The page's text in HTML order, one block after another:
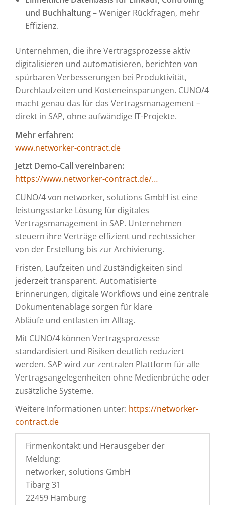
und Buchhaltung– Weniger Rückfragen, mehr
Effizienz.
Unternehmen, die ihre Vertragsprozesse aktiv
digitalisieren und automatisieren, berichten von
spürbaren Verbesserungen bei Produktivität,
Durchlaufzeiten und Kosteneinsparungen. CUNO/4
macht genau das für das Vertragsmanagement –
direkt in SAP, ohne aufwändige IT-Projekte.
Mehr erfahren:
www.networker-contract.de
Jetzt Demo-Call vereinbaren:
https://www.networker-contract.de/…
CUNO/4 von networker, solutions GmbH ist eine
leistungsstarke Lösung für digitales
Vertragsmanagement in SAP. Unternehmen
steuern ihre Verträge effizient und rechtssicher
von der Erstellung bis zur Archivierung.
Fristen, Laufzeiten und Zuständigkeiten sind
jederzeit transparent. Automatisierte
Erinnerungen, digitale Workflows und eine zentrale
Dokumentenablage sorgen für klare
Abläufe und entlasten im Alltag.
Mit CUNO/4 können Vertragsprozesse
standardisiert und Risiken deutlich reduziert
werden. SAP wird zur zentralen Plattform für alle
Vertragsangelegenheiten ohne Medienbrüche oder
zusätzliche Systeme.
Weitere Informationen unter: https://networker-
contract.de
Firmenkontakt und Herausgeber der
Meldung:
networker, solutions GmbH
Tibarg 31
22459 Hamburg